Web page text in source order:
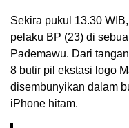
Sekira pukul 13.30
pelaku BP (23) di
Pademawu. Dari
8 butir pil ekstasi logo
disembunyikan dalam
iPhone hitam.